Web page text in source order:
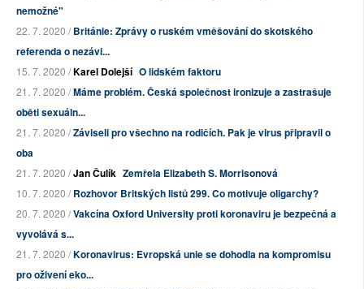
nemožné"
22. 7. 2020 /Británie: Zprávy o ruském vměšování do skotského
referenda o nezávi...
15. 7. 2020 /Karel Dolejší O lidském faktoru
21. 7. 2020 /Máme problém. Česká společnost ironizuje a zastrašuje
oběti sexuáln...
21. 7. 2020 /Záviseli pro všechno na rodičích. Pak je virus připravil o
oba
21. 7. 2020 /Jan Čulík Zemřela Elizabeth S. Morrisonová
10. 7. 2020 /Rozhovor Britských listů 299. Co motivuje oligarchy?
20. 7. 2020 /Vakcína Oxford University proti koronaviru je bezpečná a
vyvolává s...
21. 7. 2020 /Koronavirus: Evropská unie se dohodla na kompromisu
pro oživení eko...